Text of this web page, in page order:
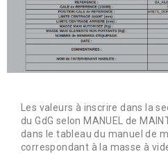
Les valeurs à inscrire dans la
du GdG selon MANUEL de
dans le tableau du manuel de
correspondant à la masse à